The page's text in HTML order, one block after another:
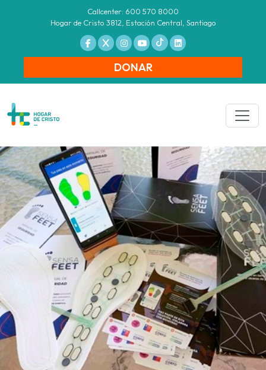
Callcenter: 600 570 8000
Hogar de Cristo 3812, Estación Central, Santiago
DONAR